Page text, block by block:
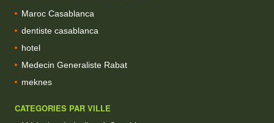
Maroc Casablanca
dentiste casablanca
hotel
Medecin Generaliste Rabat
meknes
CATEGORIES PAR VILLE